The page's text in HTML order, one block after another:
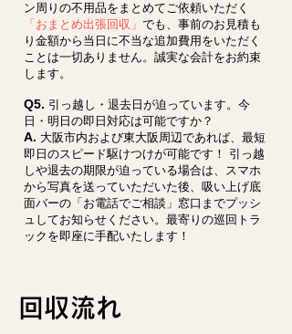
ン周りの不用品をまとめてご依頼いただく
「おまとめ出張回収」 でも、事前のお見積も
り金額から当日に不当な追加費用をいただく
ことは一切ありません。誠実な会計をお約束
します。
Q5. 引っ越し・退去日が迫っています。今
日・明日の即日対応は可能ですか？
A. 大阪市内および東大阪周辺であれば、最短
即日のスピード駆けつけが可能です！ 引っ越
しや退去の期限が迫っている場合は、スマホ
から写真を送っていただいた後、吸い上げ底
面バーの「お電話でご相談」窓口までプッシ
ュしてお知らせください。最寄りの巡回トラ
ックを即座に手配いたします！
回収流れ